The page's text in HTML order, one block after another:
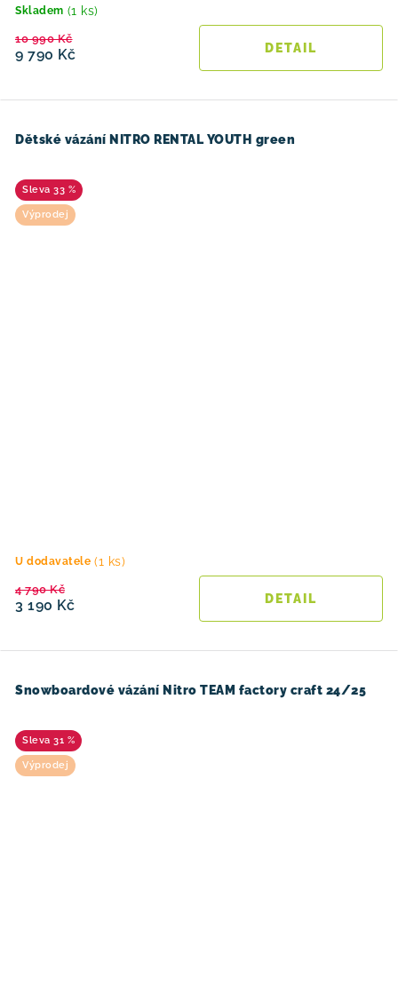
Skladem (1 ks)
9 790 Kč
10 990 Kč
Dětské vázání NITRO RENTAL YOUTH green
33 %
Výprodej
U dodavatele (1 ks)
3 190 Kč
4 790 Kč
Snowboardové vázání Nitro TEAM factory craft 24/25
31 %
Výprodej